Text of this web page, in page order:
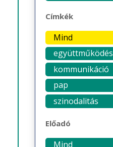
Címkék
Mind
együttműködés
kommunikáció
pap
szinodalitás
Előadó
Mind